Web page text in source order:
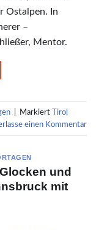
Ostalpen. In
–
Mentor.
Markiert
Tirol
einen Kommentar
und
mit